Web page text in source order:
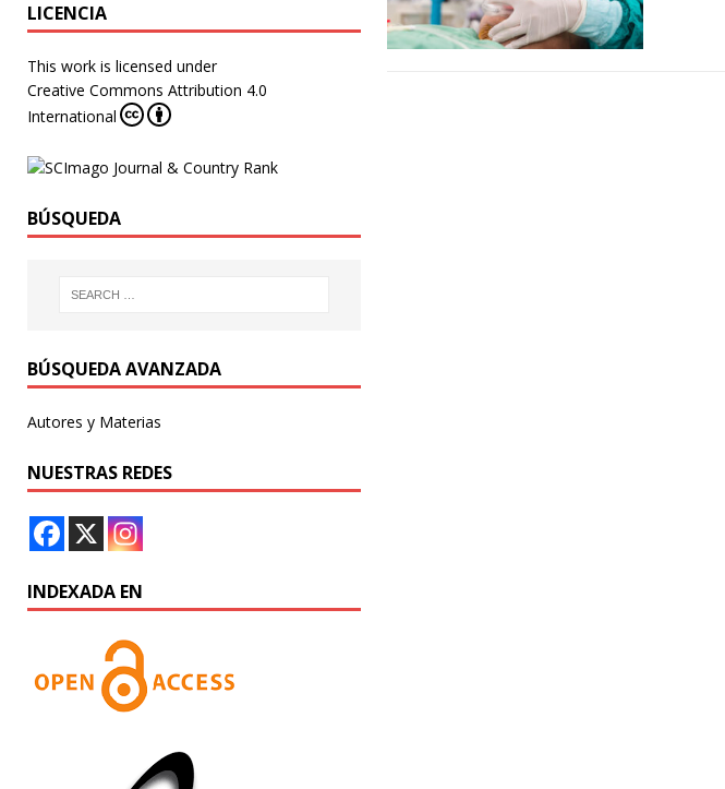
LICENCIA
This work is licensed under
Creative Commons Attribution 4.0
International
BÚSQUEDA
BÚSQUEDA AVANZADA
Autores y Materias
NUESTRAS REDES
INDEXADA EN